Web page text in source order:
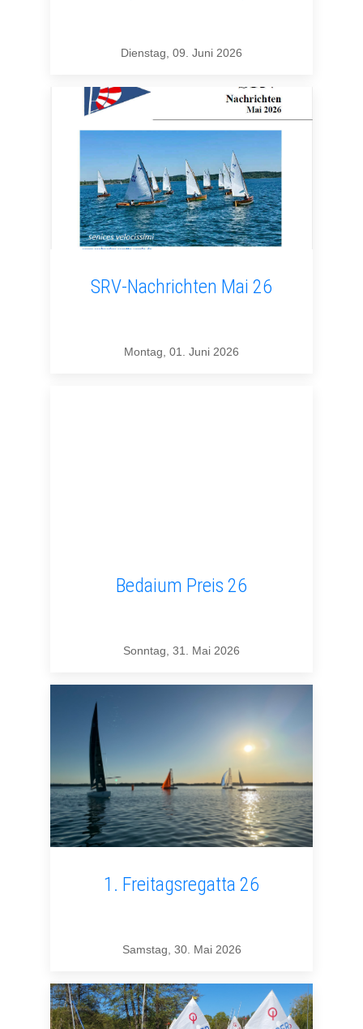
Dienstag, 09. Juni 2026
SRV-Nachrichten Mai 26
Montag, 01. Juni 2026
Bedaium Preis 26
Sonntag, 31. Mai 2026
1. Freitagsregatta 26
Samstag, 30. Mai 2026